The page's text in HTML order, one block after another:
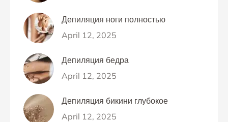
Депиляция ноги полностью
April 12, 2025
Депиляция бедра
April 12, 2025
Депиляция бикини глубокое
April 12, 2025